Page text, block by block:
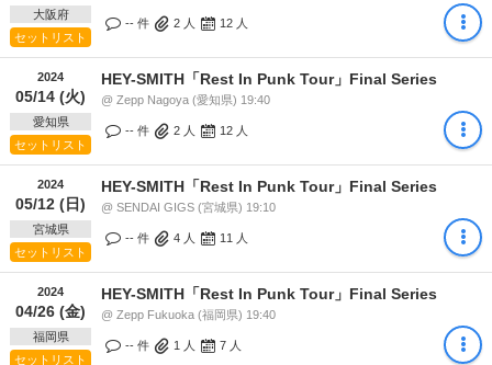
大阪府
セットリスト
-- 件 2 人 12 人
2024
05/14 (火)
愛知県
セットリスト
HEY-SMITH「Rest In Punk Tour」Final Series
@ Zepp Nagoya (愛知県) 19:40
-- 件 2 人 12 人
2024
05/12 (日)
宮城県
セットリスト
HEY-SMITH「Rest In Punk Tour」Final Series
@ SENDAI GIGS (宮城県) 19:10
-- 件 4 人 11 人
2024
04/26 (金)
福岡県
セットリスト
HEY-SMITH「Rest In Punk Tour」Final Series
@ Zepp Fukuoka (福岡県) 19:40
-- 件 1 人 7 人